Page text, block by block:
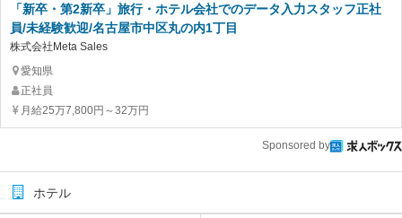
「新卒・第2新卒」旅行・ホテル会社でのデータ入力スタッフ正社
員/未経験歓迎/名古屋市中区丸の内1丁目
株式会社Meta Sales
愛知県
正社員
月給25万7,800円～32万円
Sponsored by
ホテル